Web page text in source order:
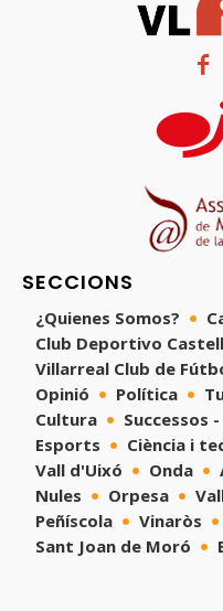
SECCIONS
¿Quienes Somos?
Club Deportivo
Villarreal Club de
Opinió
Política
Cultura
Successos
Esports
Ciència i
Vall d'Uixó
Onda
Nules
Orpesa
Peñíscola
Vinaròs
Sant Joan de Moró